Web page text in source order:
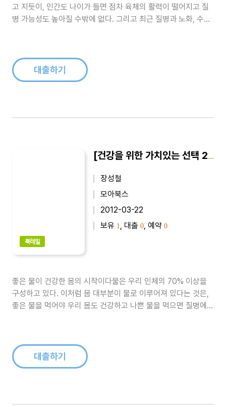
고 지듯이, 인간도 나이가 들면 점차 육체의 활력이 떨어지고 질
병 가능성도 높아질 수밖에 없다. 그리고 최근 질병과 노화, 수명
내는 인체 작용으로서,..
대출하기
북레일
[건강을 위한 가치있는 선택 2] 물, 내 몸을 살린다
장성철
모아북스
2012-03-22
보유 1 , 대출 0 , 예약 0
좋은 물이 건강한 몸의 시작이다물은 우리 인체의 70% 이상을
구성하고 있다. 이처럼 몸 대부분이 물로 이루어져 있다는 것은,
좋은 물을 먹어야 우리 몸도 건강하고 나쁜 물을 먹으면 질병에
사람은 극히 드물..
대출하기